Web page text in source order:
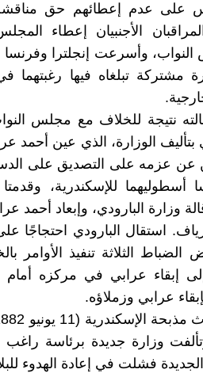
عدم إعطائهم حق مناقشة
الأجنبيان إعطاء
وأسرعت إنجلترا وفرنسا
مشتركة تبلغاه فيها
نتيجة للخلاف مع مجلس
الوزارة، الذي عين أحمد
عن عزمه على التصديق على
وزارة البارودي، وإبعاد
استقال البارودي احتجاجًا
الضباط الثلاثة تنفيذ الأوامر
إبقاء عرابي في مركزه أمام
عرابي وزملاؤه.
وزارة جديدة برئاسة
فشلت في إعادة الهدوء